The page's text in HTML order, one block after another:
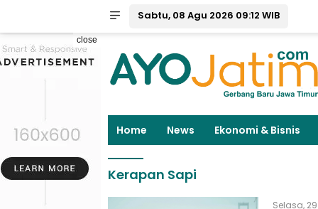
Sabtu, 08 Agu 2026 09:12 WIB
close
Home News Ekonomi & Bisnis
Kerapan Sapi
Selasa,